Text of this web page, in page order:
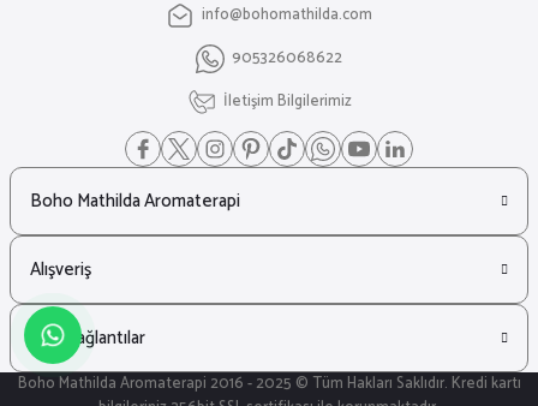
info@bohomathilda.com
905326068622
İletişim Bilgilerimiz
Boho Mathilda Aromaterapi
Alışveriş
Hızlı Bağlantılar
Boho Mathilda Aromaterapi 2016 - 2025 © Tüm Hakları Saklıdır. Kredi kartı